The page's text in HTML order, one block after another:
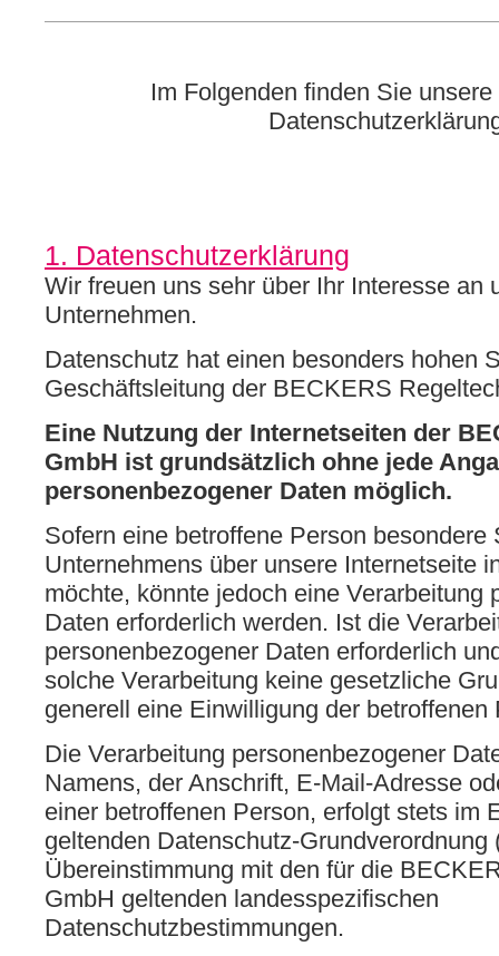
Im Folgenden finden Sie
1. Datenschutzerklärung
Wir freuen uns sehr über Ihr Interesse an
Unternehmen.
Datenschutz hat einen besonders hohen
Geschäftsleitung der BECKERS
Eine Nutzung der Internetseiten der
GmbH ist grundsätzlich ohne jede
personenbezogener Daten möglich.
Sofern eine betroffene Person besondere
Unternehmens über unsere Internetseite
möchte, könnte jedoch eine Verarbeitung
Daten erforderlich werden. Ist die
personenbezogener Daten erforderlich
solche Verarbeitung keine gesetzliche
generell eine Einwilligung der betroffenen
Die Verarbeitung personenbezogener
Namens, der Anschrift, E-Mail-Adresse
einer betroffenen Person, erfolgt stets im
geltenden Datenschutz-Grundverordnung
Übereinstimmung mit den für die
GmbH geltenden landesspezifischen
Datenschutzbestimmungen.